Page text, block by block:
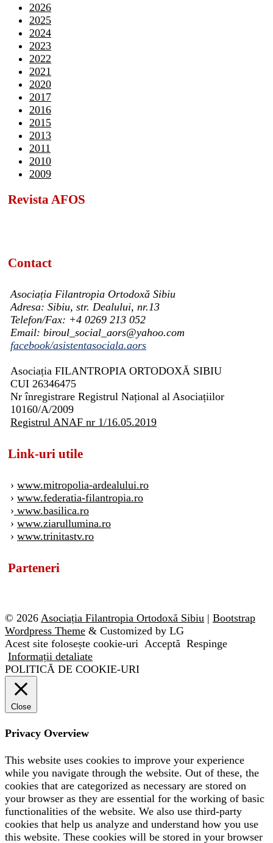
2026
2025
2024
2023
2022
2021
2020
2017
2016
2015
2013
2011
2010
2009
Revista AFOS
Contact
Asociația Filantropia Ortodoxă Sibiu
Adresa: Sibiu, str. Dealului, nr.13
Telefon/Fax: +4 0269 213 052
Email: biroul_social_aors@yahoo.com
facebook/asistentasociala.aors
Asociația FILANTROPIA ORTODOXĂ SIBIU
CUI 26346475
Nr înregistrare Registrul Național al Asociațiilor
10160/A/2009
Registrul ANAF nr 1/16.05.2019
Link-uri utile
› www.mitropolia-ardealului.ro
› www.federatia-filantropia.ro
› www.basilica.ro
› www.ziarullumina.ro
› www.trinitastv.ro
Parteneri
© 2026 Asociația Filantropia Ortodoxă Sibiu | Bootstrap
Wordpress Theme & Customized by LG
Acest site folosește cookie-uri Acceptă Respinge
Informații detaliate
POLITICĂ DE COOKIE-URI
Close
Privacy Overview
This website uses cookies to improve your experience
while you navigate through the website. Out of these, the
cookies that are categorized as necessary are stored on
your browser as they are essential for the working of basic
functionalities of the website. We also use third-party
cookies that help us analyze and understand how you use
this website. These cookies will be stored in your browser